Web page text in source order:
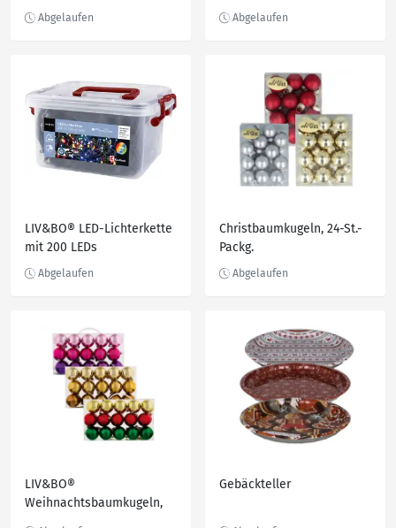
LIV&BO® LED-Lichterkette
mit 200 LEDs
Christbaumkugeln, 24-St.-
Packg.
LIV&BO®
Weihnachtsbaumkugeln,
Gebäckteller